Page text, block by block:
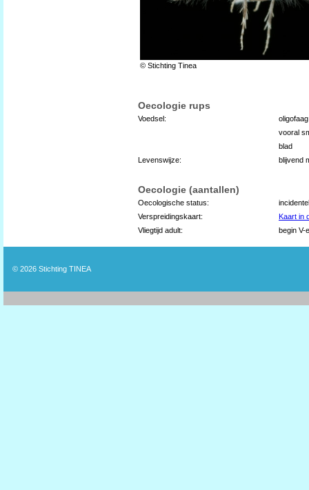
© Stichting Tinea
Oecologie rups
Voedsel:
vooral
blad
Levenswijze:
blijvend
Oecologie (aantallen)
Oecologische status:
Verspreidingskaart:
Kaart in
Vliegtijd adult:
begin V-
© 2026 Stichting TINEA